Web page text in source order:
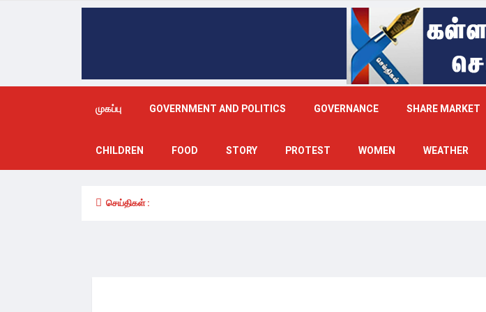
முகப்பு GOVERNMENT AND POLITICS GOVERNANCE SHARE MARKET
CHILDREN FOOD STORY PROTEST WOMEN WEATHER
செய்திகள் :